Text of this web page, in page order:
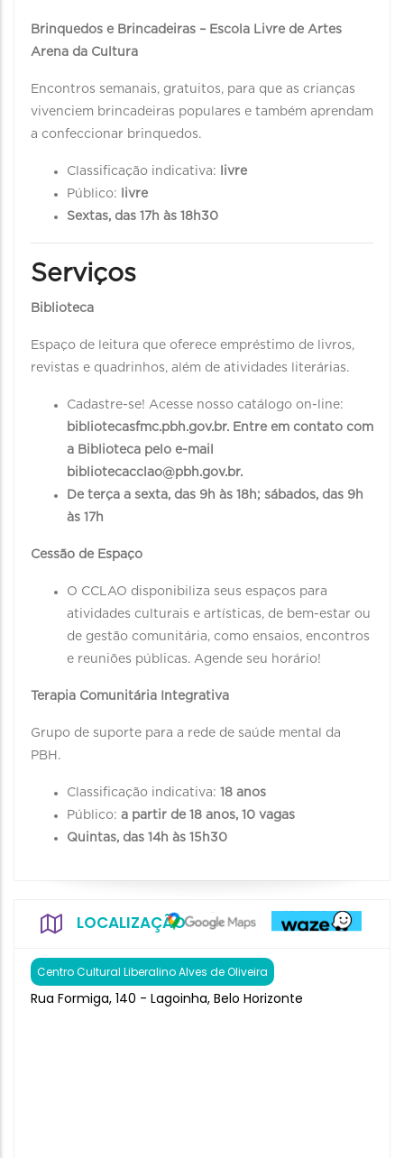
Brinquedos e Brincadeiras – Escola Livre de Artes
Arena da Cultura
Encontros semanais, gratuitos, para que as crianças
vivenciem brincadeiras populares e também aprendam
a confeccionar brinquedos.
Classificação indicativa:
livre
Público:
livre
Sextas, das 17h às 18h30
Serviços
Biblioteca
Espaço de leitura que oferece empréstimo de livros,
revistas e quadrinhos, além de atividades literárias.
Cadastre-se! Acesse nosso catálogo on-line:
bibliotecasfmc.pbh.gov.br. Entre em contato com
a Biblioteca pelo e-mail
bibliotecacclao@pbh.gov.br.
De terça a sexta, das 9h às 18h; sábados, das 9h
às 17h
Cessão de Espaço
O CCLAO disponibiliza seus espaços para
atividades culturais e artísticas, de bem-estar ou
de gestão comunitária, como ensaios, encontros
e reuniões públicas. Agende seu horário!
Terapia Comunitária Integrativa
Grupo de suporte para a rede de saúde mental da
PBH.
Classificação indicativa: 18 anos
Público: a partir de 18 anos, 10 vagas
Quintas, das 14h às 15h30
LOCALIZAÇÃO
Centro Cultural Liberalino Alves de Oliveira
Rua Formiga, 140 - Lagoinha, Belo Horizonte